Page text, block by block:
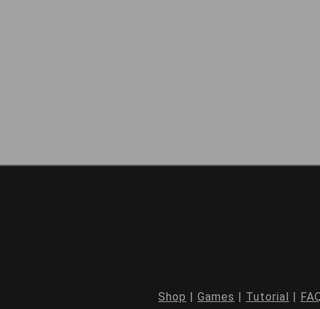
Shop | Games | Tutorial |